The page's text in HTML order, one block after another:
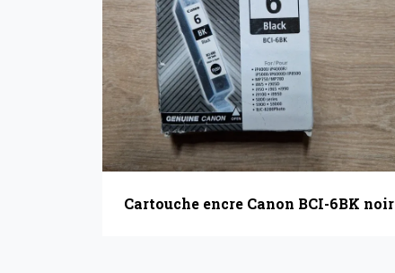
Cartouche encre Canon BCI-6BK noir